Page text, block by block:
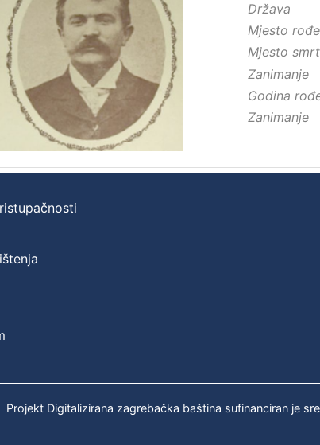
Država
Mjesto
Mjesto
Zanimanje
Godina
Zanimanje
Projekt Digitalizirana zagrebačka baština sufinanciran je